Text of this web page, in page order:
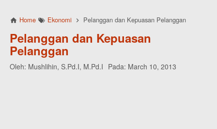
Home Ekonomi Pelanggan dan Kepuasan Pelanggan
Pelanggan dan Kepuasan
Pelanggan
Oleh: Mushlihin, S.Pd.I, M.Pd.I Pada: March 10, 2013